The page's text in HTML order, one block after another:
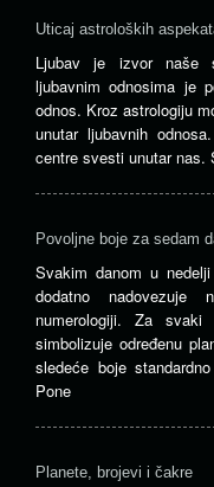
Uticaj astroloških
Ljubav je izvor naše
ljubavnim odnosima je
odnos. Kroz astrologiju
unutar ljubavnih
centre svesti unutar nas.
Povoljne boje za sedam
Svakim danom u
dodatno
numerologiji. Za
simbolizuje određenu
sledeće boje
Pone
Planete, brojevi i čakre